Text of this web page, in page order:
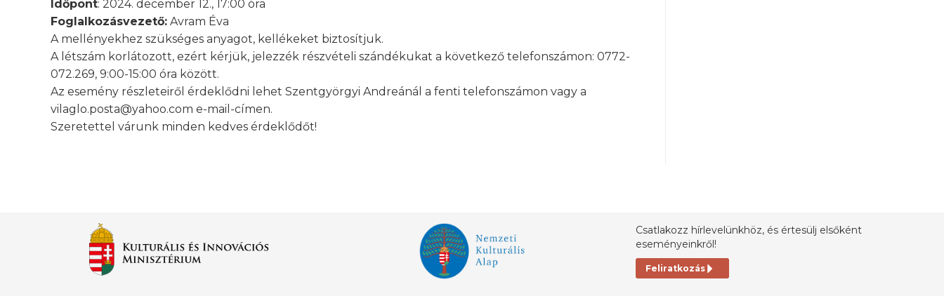
Időpont: 2024. december 12., 17:00 óra
Foglalkozásvezető: Avram Éva
A mellényekhez szükséges anyagot, kellékeket biztosítjuk.
A létszám korlátozott, ezért kérjük, jelezzék részvételi szándékukat a következő telefonszámon: 0772-
072.269, 9:00-15:00 óra között.
Az esemény részleteiről érdeklődni lehet Szentgyörgyi Andreánál a fenti telefonszámon vagy a
vilaglo.posta@yahoo.com e-mail-címen.
Szeretettel várunk minden kedves érdeklődőt!
Csatlakozz hírlevelünkhöz, és értesülj elsőként
eseményeinkről!
Feliratkozás